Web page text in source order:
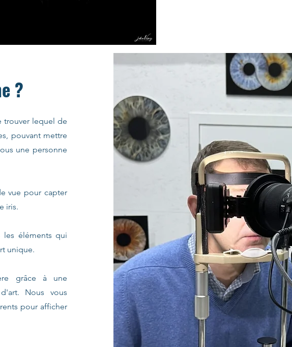
?
trouver lequel de
pouvant mettre
une personne
vue pour capter
iris.
les éléments qui
unique.
grâce à une
Nous vous
pour afficher